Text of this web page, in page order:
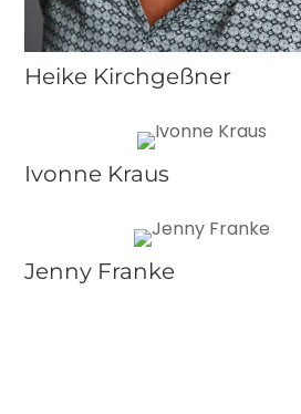
Heike Kirchgeßner
Ivonne Kraus
Jenny Franke